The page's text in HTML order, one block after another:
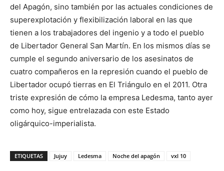
del Apagón, sino también por las actuales condiciones de
superexplotación y flexibilización laboral en las que
tienen a los trabajadores del ingenio y a todo el pueblo
de Libertador General San Martín. En los mismos días se
cumple el segundo aniversario de los asesinatos de
cuatro compañeros en la represión cuando el pueblo de
Libertador ocupó tierras en El Triángulo en el 2011. Otra
triste expresión de cómo la empresa Ledesma, tanto ayer
como hoy, sigue entrelazada con este Estado
oligárquico-imperialista.
ETIQUETAS Jujuy Ledesma Noche del apagón vxl 10